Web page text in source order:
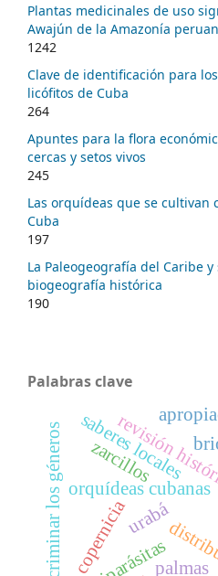
Plantas medicinales de uso
Awajún de la Amazonía
1242
Clave de identificación para
licófitos de Cuba
264
Apuntes para la flora
cercas y setos vivos
245
Las orquídeas que se cultivan
Cuba
197
La Paleogeografía del Caribe
biogeografía histórica
190
Palabras clave
orquídeas cubanas
discriminar los géneros revisión
saberes locales
urabá
copernicia palmas
zarcillos